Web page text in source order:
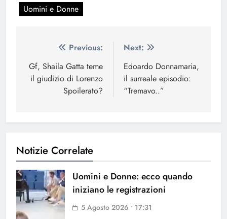
Uomini e Donne
Navigazione
articoli
Previous:
Gf, Shaila Gatta teme
il giudizio di Lorenzo
Spoilerato?
Next:
Edoardo Donnamaria,
il surreale episodio:
“Tremavo..”
Notizie Correlate
Uomini e Donne: ecco quando
iniziano le registrazioni
5 Agosto 2026 • 17:31